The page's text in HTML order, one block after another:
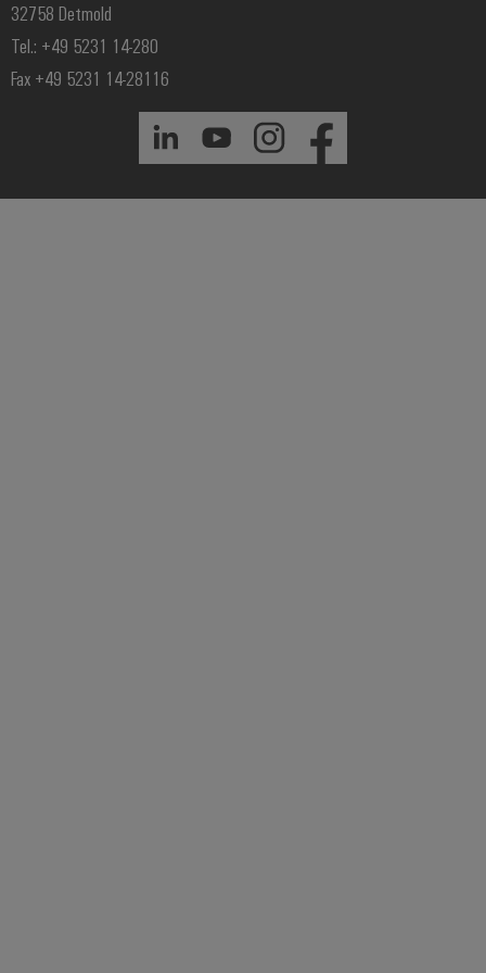
32758 Detmold
Tel.: +49 5231 14-280
Fax +49 5231 14-28116